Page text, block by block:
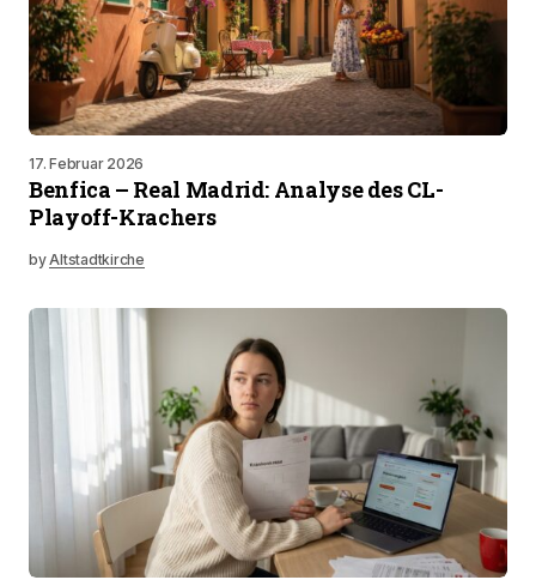
17. Februar 2026
Benfica – Real Madrid: Analyse des CL-
Playoff-Krachers
byAltstadtkirche